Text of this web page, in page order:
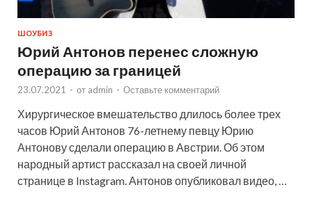
ШОУБИЗ
Юрий Антонов перенес сложную
операцию за границей
23.07.2021 - от admin - Оставьте комментарий
Хирургическое вмешательство длилось более трех
часов Юрий Антонов 76-летнему певцу Юрию
Антонову сделали операцию в Австрии. Об этом
народный артист рассказал на своей личной
странице в Instagram. Антонов опубликовал видео, …